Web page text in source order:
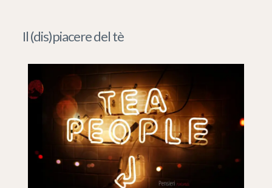
Il (dis)piacere del tè